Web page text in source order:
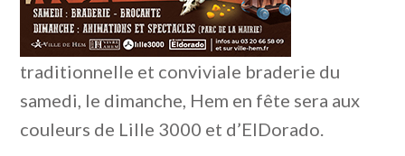
traditionnelle et conviviale braderie du
samedi, le dimanche, Hem en fête sera aux
couleurs de Lille 3000 et d’ElDorado.